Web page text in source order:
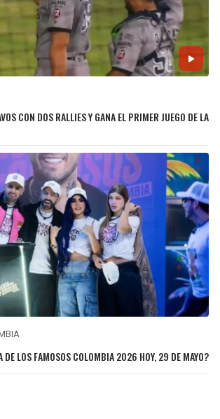
CON DOS RALLIES Y GANA EL PRIMER JUEGO DE LA
DE LOS FAMOSOS COLOMBIA 2026 HOY, 29 DE MAYO?